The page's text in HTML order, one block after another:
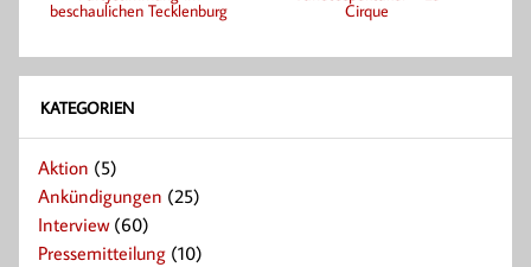
beschaulichen Tecklenburg Cirque
KATEGORIEN
Aktion (5)
Ankündigungen (25)
Interview(60)
Pressemitteilung (10)